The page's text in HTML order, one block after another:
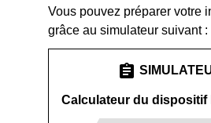
Vous pouvez préparer votre
grâce au simulateur suivant :
assignment
Calculateur du dispositif